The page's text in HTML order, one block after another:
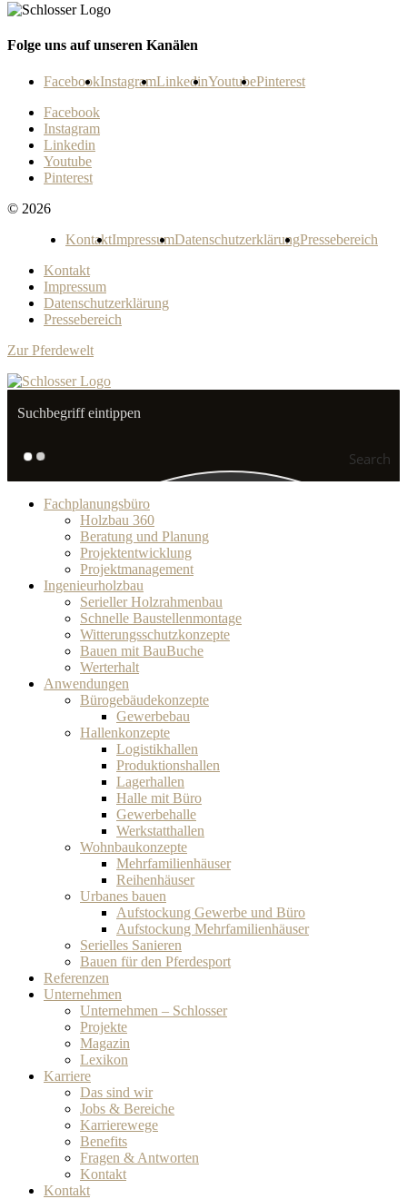
Folge uns auf unseren Kanälen
FacebookInstagramLinkedinYoutubePinterest
Facebook
Instagram
Linkedin
Youtube
Pinterest
© 2026
KontaktImpressumDatenschutzerklärungPressebereich
Kontakt
Impressum
Datenschutzerklärung
Pressebereich
Zur Pferdewelt
Search
Fachplanungsbüro
Holzbau 360
Beratung und Planung
Projektentwicklung
Projektmanagement
Ingenieurholzbau
Serieller Holzrahmenbau
Schnelle Baustellenmontage
Witterungsschutzkonzepte
Bauen mit BauBuche
Werterhalt
Anwendungen
Bürogebäudekonzepte
Gewerbebau
Hallenkonzepte
Logistikhallen
Produktionshallen
Lagerhallen
Halle mit Büro
Gewerbehalle
Werkstatthallen
Wohnbaukonzepte
Mehrfamilienhäuser
Reihenhäuser
Urbanes bauen
Aufstockung Gewerbe und Büro
Aufstockung Mehrfamilienhäuser
Serielles Sanieren
Bauen für den Pferdesport
Referenzen
Unternehmen
Unternehmen – Schlosser
Projekte
Magazin
Lexikon
Karriere
Das sind wir
Jobs & Bereiche
Karrierewege
Benefits
Fragen & Antworten
Kontakt
Kontakt